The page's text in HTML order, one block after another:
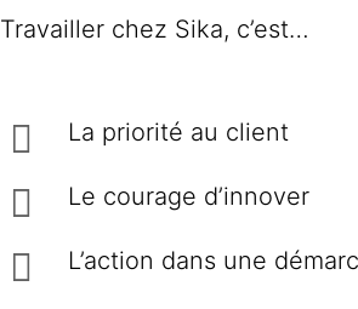
Travailler chez Sika, c’est…
La priorité au client
Le courage d’innover
L’action dans une